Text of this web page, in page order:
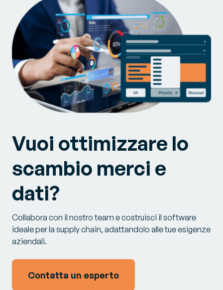
Vuoi ottimizzare lo
scambio merci e
dati?
Collabora con il nostro team e costruisci il software
ideale per la supply chain, adattandolo alle tue esigenze
aziendali.
Contatta un esperto